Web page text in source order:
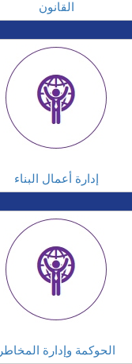
القانون
إدارة أعمال البناء
الحوكمة وإدارة المخاطر